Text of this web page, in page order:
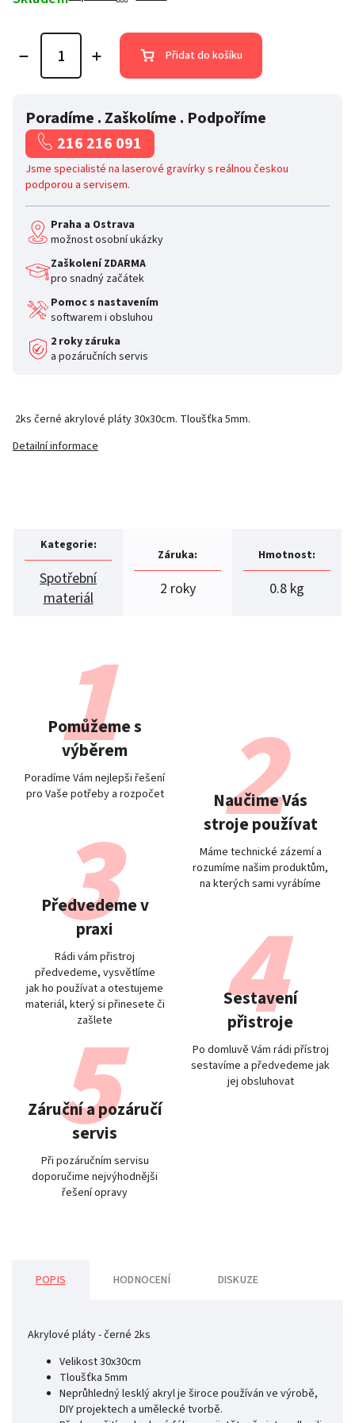
Přidat do košíku
Poradíme . Zaškolíme . Podpoříme
216 216 091
Jsme specialisté na laserové gravírky s reálnou českou
podporou a servisem.
Praha a Ostrava
možnost osobní ukázky
Zaškolení ZDARMA
pro snadný začátek
Pomoc s nastavením
softwarem i obsluhou
2 roky záruka
a pozáručních servis
2ks černé akrylové pláty 30x30cm. Tloušťka 5mm.
Detailní informace
Kategorie:
Spotřební
materiál
Záruka:
2 roky
Hmotnost:
0.8 kg
Pomůžeme s
výběrem
Poradíme Vám nejlepši řešení
pro Vaše potřeby a rozpočet
Naučime Vás
stroje používat
Máme technické zázemí a
rozumíme našim produktům,
na kterých sami vyrábíme
Předvedeme v
praxi
Rádi vám přistroj
předvedeme, vysvětlíme
jak ho používat a otestujeme
materiál, který si přinesete či
zašlete
Sestavení
přistroje
Po domluvě Vám rádi přístroj
sestavíme a předvedeme jak
jej obsluhovat
Záruční a pozáručí
servis
Při pozáručním servisu
doporučime nejvýhodnějši
řešení opravy
POPIS HODNOCENÍ DISKUZE
Akrylové pláty - černé 2ks
Velikost 30x30cm
Tloušťka 5mm
Neprůhledný lesklý akryl je široce používán ve výrobě,
DIY projektech a umělecké tvorbě.